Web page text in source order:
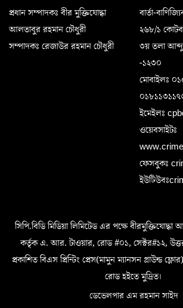
প্রধান সম্পাদকঃ বীর মুক্তিযোদ্ধা
আলতাবুর রহমান চৌধুরী
সম্পাদকঃ রেজাউর রহমান চৌধুরী
বার্তা-
২৬৮/১
৩য় তলা
-১২৩০
মোবাইলঃ
ইমেইলঃ
ওয়েবসাইটঃ
ফেসবুকঃ
সিপি.বিডি মিডিয়া লিমিটেড এর পক্ষে
কর্তৃক এ. আর. টাওয়ার, রোড #০১, সেক্টর#১২,
প্রকাশিত বিএস প্রিন্টিং প্রেস(মামুন ম্যানসন গ্রাউন্ড
রোড হইতে মুদ্রিত।
ডেভেলপার এম রহমান সাইদ